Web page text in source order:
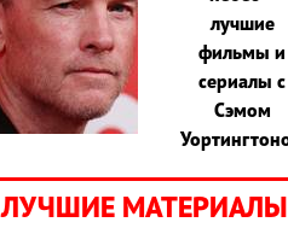
лучшие
фильмы и
сериалы с
Сэмом
ЛУЧШИЕ МАТЕРИАЛЫ